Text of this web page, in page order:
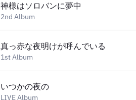
神様はソロバンに夢中
2nd Album
真っ赤な夜明けが呼んでいる
1st Album
いつかの夜の
LIVE Album